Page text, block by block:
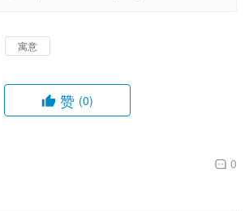
寓意
赞 (0)
0